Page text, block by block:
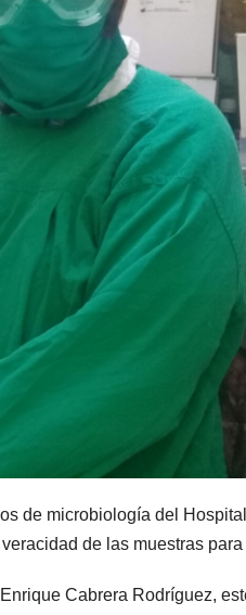
de microbiología del
de las muestras para
Cabrera Rodríguez,